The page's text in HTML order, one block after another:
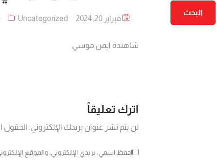
فبراير 20, 2024 Uncategorized
شاهندة ايمن موسي
اترك تعليقاً
لن يتم نشر عنوان بريدك الإلكتروني. الحقول
احفظ اسمي، بريدي الإلكتروني، والموقع
البحث